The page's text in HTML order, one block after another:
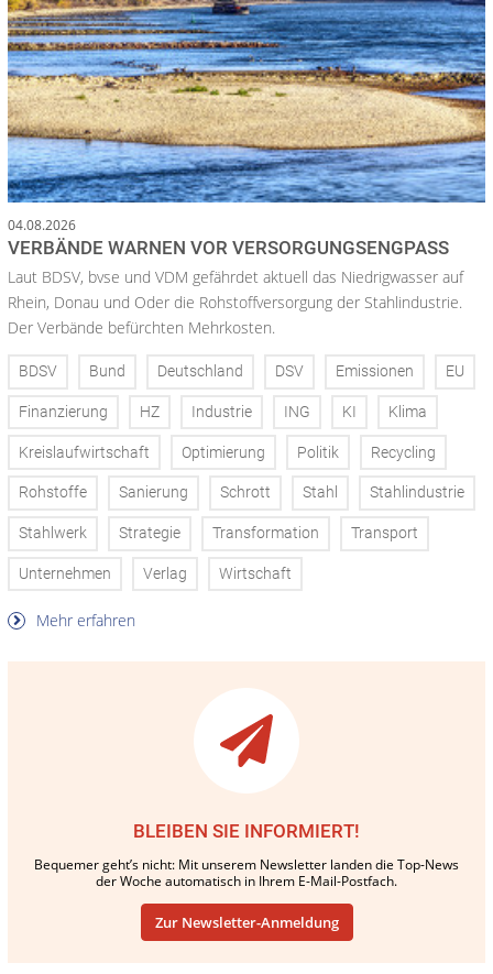
04.08.2026
VERBÄNDE WARNEN VOR VERSORGUNGSENGPASS
Laut BDSV, bvse und VDM gefährdet aktuell das Niedrigwasser auf
Rhein, Donau und Oder die Rohstoffversorgung der Stahlindustrie.
Der Verbände befürchten Mehrkosten.
BDSV Bund Deutschland DSV Emissionen EU
Finanzierung HZ Industrie ING KI Klima
Kreislaufwirtschaft Optimierung Politik Recycling
Rohstoffe Sanierung Schrott Stahl Stahlindustrie
Stahlwerk Strategie Transformation Transport
Unternehmen Verlag Wirtschaft
Mehr erfahren
BLEIBEN SIE INFORMIERT!
Bequemer geht’s nicht: Mit unserem Newsletter landen die Top-News
der Woche automatisch in Ihrem E-Mail-Postfach.
Zur Newsletter-Anmeldung